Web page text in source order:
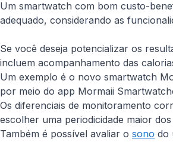
Um smartwatch com bom custo-
adequado, considerando as
Se você deseja potencializar os
incluem acompanhamento das
Um exemplo é o novo smartwatch
por meio do app Mormaii
Os diferenciais de monitoramento
escolher uma periodicidade maior
Também é possível avaliar o sono do